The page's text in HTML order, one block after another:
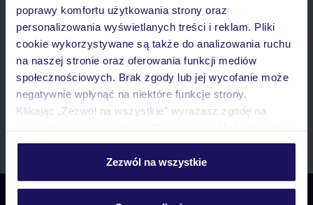
poprawy komfortu użytkowania strony oraz
personalizowania wyświetlanych treści i reklam. Pliki
cookie wykorzystywane są także do analizowania ruchu
na naszej stronie oraz oferowania funkcji mediów
społecznościowych. Brak zgody lub jej wycofanie może
negatywnie wpłynąć na niektóre funkcje strony.
Klikając „Zezwól na wszystkie” wyrażasz zgodę na
personalizować swój wybór wchodząc w zakładkę
Szczegółowe informacje o plikach cookie znajdziesz
Zezwól na wszystkie
Wyrażam zgodę na przetwarzanie danych osobowych przez TUI
Poland Sp. z o.o. i TUI Poland Dystrybucja Sp. z o.o. w celach
marketingowych, w zakresie oraz celu wskazanym w„Informacji o
przetwarzaniu danych osobowych” , poprzez elektroniczną formę
komunikacji (e-mail), także z użyciem tzw. automatycznych
systemów wywołujących.
Skontaktuj się z nami